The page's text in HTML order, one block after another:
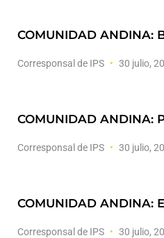
COMUNIDAD ANDINA:
Corresponsal de IPS 30 julio,
COMUNIDAD ANDINA:
Corresponsal de IPS 30 julio,
COMUNIDAD ANDINA:
Corresponsal de IPS 30 julio,